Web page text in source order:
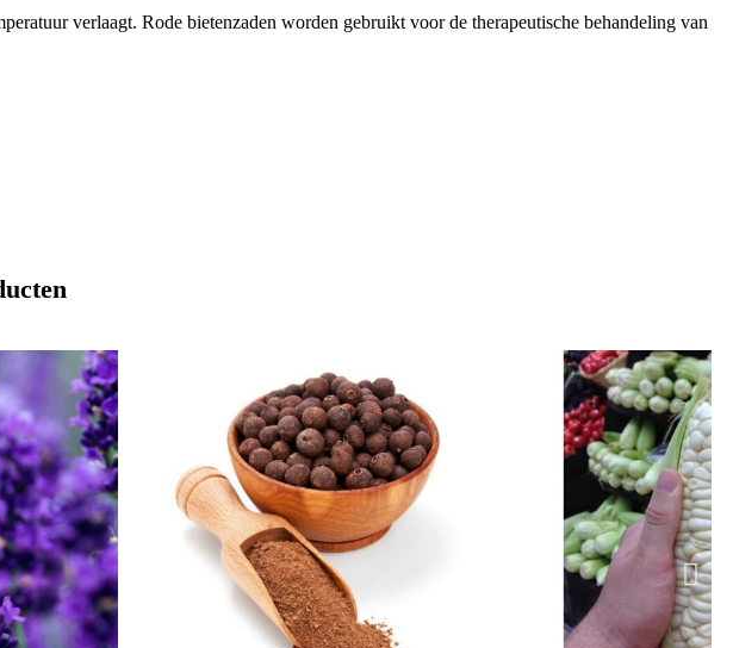
verlaagt. Rode bietenzaden worden gebruikt voor de therapeutische behandeling van